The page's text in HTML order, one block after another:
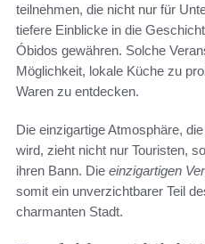
teilnehmen, die nicht nur für
tiefere Einblicke in die
Óbidos gewähren. Solche
Möglichkeit, lokale Küche zu
Waren zu entdecken.
Die einzigartige Atmosphäre,
wird, zieht nicht nur Touristen,
ihren Bann. Die einzigartigen
somit ein unverzichtbarer Teil
charmanten Stadt.